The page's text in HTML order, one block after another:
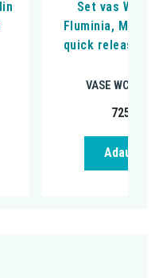
Set vas WC
Fluminia,
quick release
VASE WC
725,00
Adauga